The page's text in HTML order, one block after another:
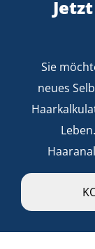
Sie
neues